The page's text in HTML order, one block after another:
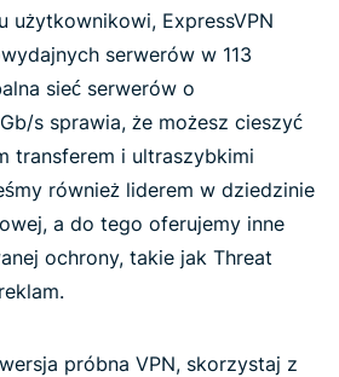
użytkownikowi, ExpressVPN
serwerów w 113
sieć serwerów o
s sprawia, że możesz cieszyć
transferem i ultraszybkimi
również liderem w dziedzinie
a do tego oferujemy inne
ochrony, takie jak Threat
próbna VPN, skorzystaj z